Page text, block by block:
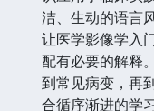
洁、生动的语言
让医学影像学入
配有必要的解释
到常见病变，再
合循序渐进的学